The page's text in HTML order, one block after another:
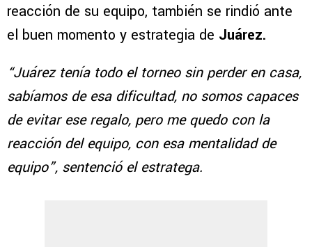
reacción de su equipo, también se rindió ante
el buen momento y estrategia de Juárez.
“Juárez tenía todo el torneo sin perder en casa,
sabíamos de esa dificultad, no somos capaces
de evitar ese regalo, pero me quedo con la
reacción del equipo, con esa mentalidad de
equipo”, sentenció el estratega.